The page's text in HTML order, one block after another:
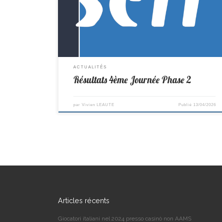
Colomban 6–14 Sorinières Cadets/Juniors D2-> St
Colomban 1–9 St Philbert Benjamins/Minimes D3-> St
Sébastien 6–4 St Colomban
ACTUALITÉS
Résultats 4ème Journée Phase 2
parVivien LEAUTE Publié 13/04/2026
Articles récents
Giocatori italiani nel 2024 presso casinò non AAMS ️